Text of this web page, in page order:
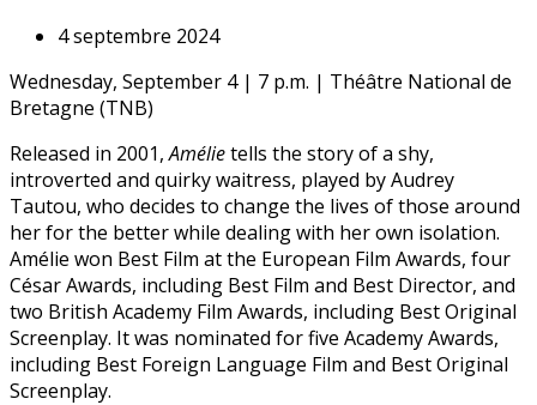
4 septembre 2024
Wednesday, September 4 | 7 p.m. | Théâtre National de
Bretagne (TNB)
Released in 2001,Amélietells the story of a shy,
introverted and quirky waitress, played by Audrey
Tautou, who decides to change the lives of those around
her for the better while dealing with her own isolation.
Amélie won Best Film at the European Film Awards, four
César Awards, including Best Film and Best Director, and
two British Academy Film Awards, including Best Original
Screenplay. It was nominated for five Academy Awards,
including Best Foreign Language Film and Best Original
Screenplay.